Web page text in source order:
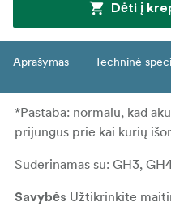
Dėti į
Aprašymas Techninė
*Pastaba: normalu, kad
prijungus prie kai kurių
Suderinamas su: GH3,
Savybės Užtikrinkite